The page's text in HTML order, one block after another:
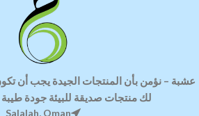
عشبة –نؤمن بأن المنتجات الجيدة يجب أن
لك منتجات صديقة للبيئةجودة طيبة
Salalah, Oman